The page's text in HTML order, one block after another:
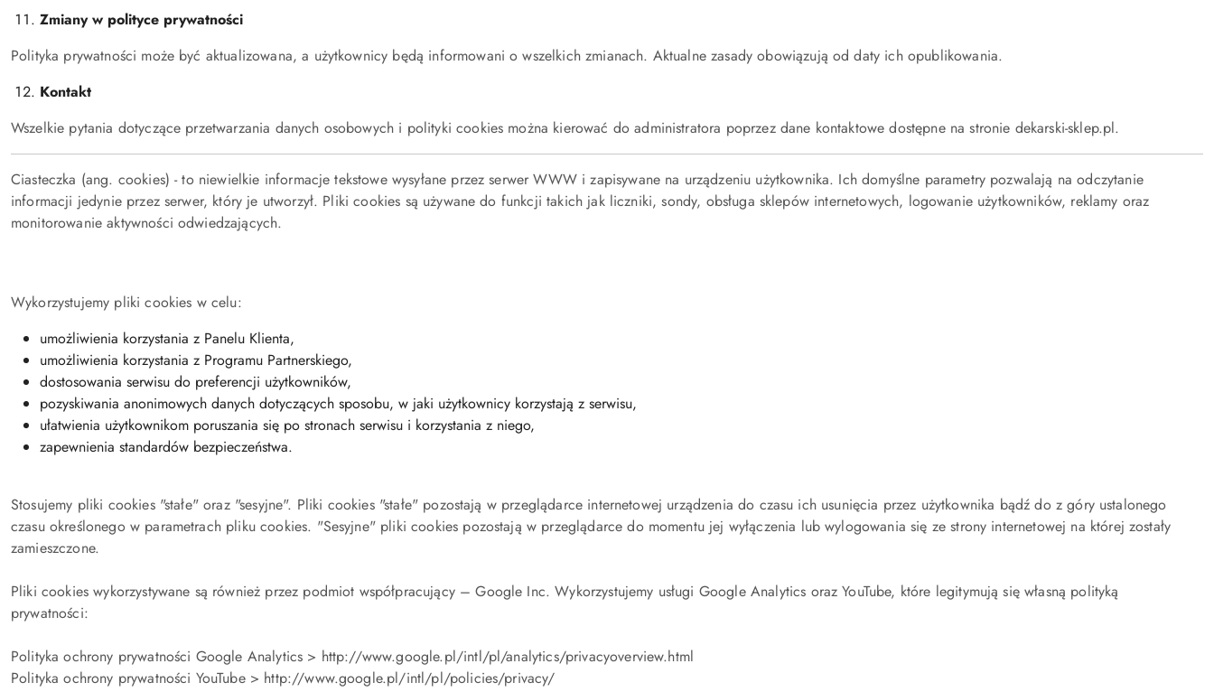
Zmiany w polityce prywatności
Polityka prywatności może być aktualizowana, a użytkownicy będą informowani o wszelkich zmianach. Aktualne zasady obowiązują od daty ich opublikowania.
Kontakt
Wszelkie pytania dotyczące przetwarzania danych osobowych i polityki cookies można kierować do administratora poprzez dane kontaktowe dostępne na stronie dekarski-sklep.pl.
Ciasteczka (ang. cookies) - to niewielkie informacje tekstowe wysyłane przez serwer WWW i zapisywane na urządzeniu użytkownika. Ich domyślne parametry pozwalają na odczytanie
informacji jedynie przez serwer, który je utworzył. Pliki cookies są używane do funkcji takich jak liczniki, sondy, obsługa sklepów internetowych, logowanie użytkowników, reklamy oraz
monitorowanie aktywności odwiedzających.
Wykorzystujemy pliki cookies w celu:
umożliwienia korzystania z Panelu Klienta,
umożliwienia korzystania z Programu Partnerskiego,
dostosowania serwisu do preferencji użytkowników,
pozyskiwania anonimowych danych dotyczących sposobu, w jaki użytkownicy korzystają z serwisu,
ułatwienia użytkownikom poruszania się po stronach serwisu i korzystania z niego,
zapewnienia standardów bezpieczeństwa.
Stosujemy pliki cookies "stałe" oraz "sesyjne". Pliki cookies "stałe" pozostają w przeglądarce internetowej urządzenia do czasu ich usunięcia przez użytkownika bądź do z góry ustalonego
czasu określonego w parametrach pliku cookies. "Sesyjne" pliki cookies pozostają w przeglądarce do momentu jej wyłączenia lub wylogowania się ze strony internetowej na której zostały
zamieszczone.
Pliki cookies wykorzystywane są również przez podmiot współpracujący – Google Inc. Wykorzystujemy usługi Google Analytics oraz YouTube, które legitymują się własną polityką
prywatności:
Polityka ochrony prywatności Google Analytics > http://www.google.pl/intl/pl/analytics/privacyoverview.html
Polityka ochrony prywatności YouTube > http://www.google.pl/intl/pl/policies/privacy/